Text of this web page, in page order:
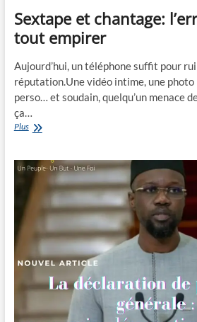
Sextape et chantage:
tout empirer
Aujourd’hui, un téléphone suffit pour
réputation.Une vidéo intime, une photo
perso… et soudain, quelqu’un menace
ça…
PlusSextape
l’erreur
qui
peut
tout
empirer